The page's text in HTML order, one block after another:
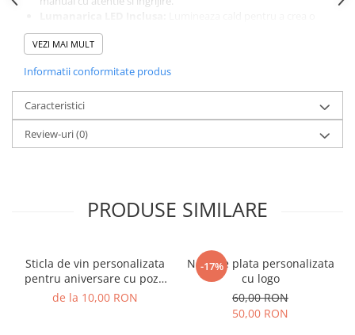
Articole pentru Casa Personalizate
Calendare Personalizate
Tablouri Personalizate
Rame Foto
Pusculite Personalizate
Magneti Personalizati
Karambite
Bayonete
atmosfera linistita si relaxanta.
Dimensiune Compacta:
Perfecta ca un cadou special sau ca un element decorativ in casa
ta, casuta din lemn cu LED de la AidaArt transforma orice
incapere, aducand lumina si caldura. Este ideala pentru serile
cozy sau ca decor festiv in perioada sarbatorilor.
VEZI MAI MULT
Informatii conformitate produs
Caracteristici
Review-uri(0)
PRODUSE SIMILARE
Sticla de vin personalizata
pentru aniversare cu poza
si text 750ml
de la 10,00 RON
-17%
Nota de plata personalizata
cu logo
60,00 RON
50,00 RON